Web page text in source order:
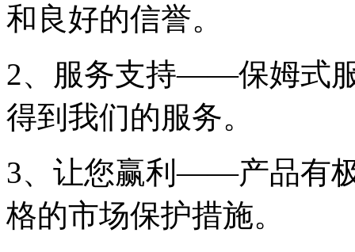
和良好的信誉。
2、服务支持——保姆式
得到我们的服务。
3、让您赢利——产品有
格的市场保护措施。